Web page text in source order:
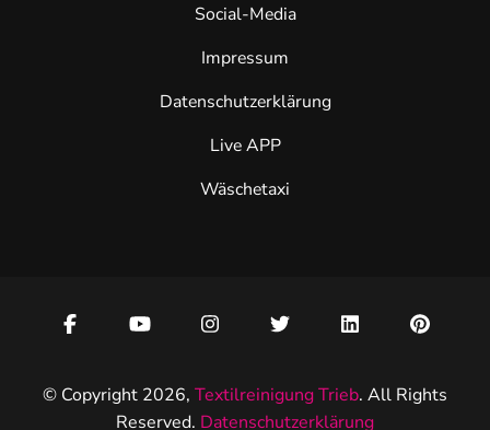
Social-Media
Impressum
Datenschutzerklärung
Live APP
Wäschetaxi
© Copyright 2026, Textilreinigung Trieb. All Rights
Reserved. Datenschutzerklärung